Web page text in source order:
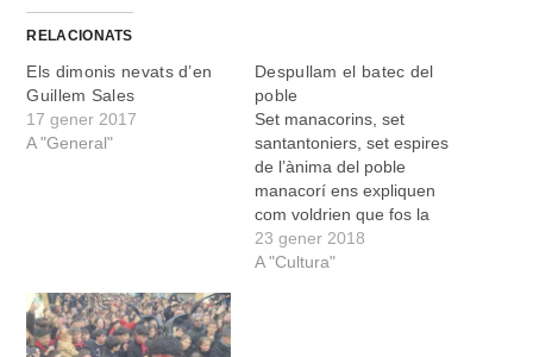
RELACIONATS
Els dimonis nevats d’en
Guillem Sales
17 gener 2017
A "General"
Despullam el batec del
poble
Set manacorins, set
santantoniers, set espires
de l’ànima del poble
manacorí ens expliquen
com voldrien que fos la
festa més emblemàtica de
la vila. Els formulam
23 gener 2018
A "Cultura"